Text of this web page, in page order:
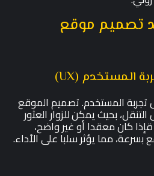
تصميم موقع
تجربة المستخدم. تصميم الموقع
بحيث يمكن للزوار العثور
كان معقدا أو غير واضح،
مما يؤثر سلبا على الأداء.